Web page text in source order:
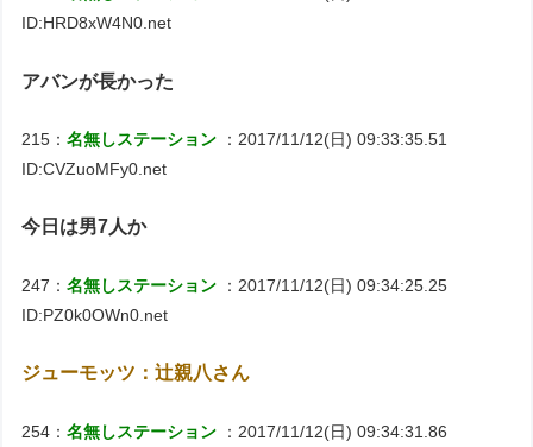
ID:HRD8xW4N0.net
アバンが長かった
215：名無しステーション
：2017/11/12(日) 09:33:35.51
ID:CVZuoMFy0.net
今日は男7人か
247：名無しステーション
：2017/11/12(日) 09:34:25.25
ID:PZ0k0OWn0.net
ジューモッツ：辻親八さん
254：名無しステーション
：2017/11/12(日) 09:34:31.86